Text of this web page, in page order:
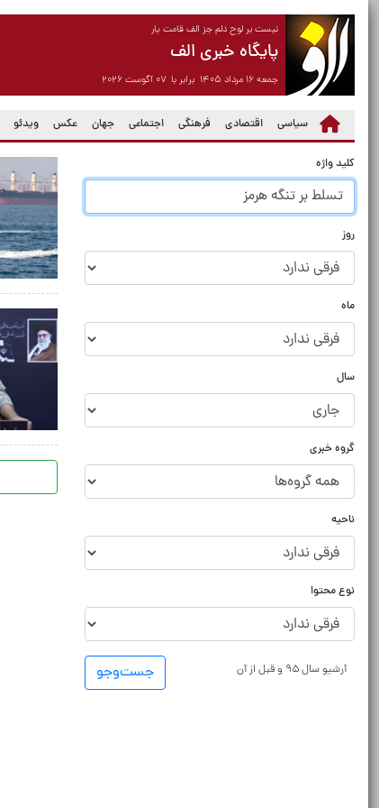
نیست بر لوح دلم جز الف قامت یار
پایگاه خبری الف
جمعه ۱۶ مرداد ۱۴۰۵ برابر با ۰۷ آگوست ۲۰۲۶
سیاسی اقتصادی فرهنگی اجتماعی جهان عکس ویدئو
کلید واژه
روز
ماه
سال
گروه خبری
ناحیه
نوع محتوا
جست‌و‌جو آرشیو سال ۹۵ و قبل از آن